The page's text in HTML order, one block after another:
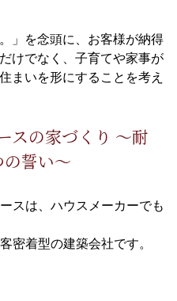
」を念頭に、お客様が納得
けでなく、子育てや家事が
まいを形にすることを考え
スの家づくり ～耐
誓い～
スは、ハウスメーカーでも
密着型の建築会社です。